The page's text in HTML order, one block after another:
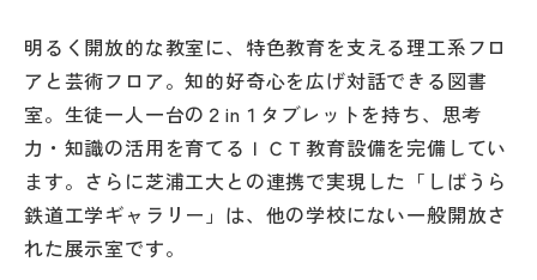
特集
NettyLandかわら版
その他
明るく開放的な教室に、特色教育を支える理工系フロ
アと芸術フロア。知的好奇心を広げ対話できる図書
室。生徒一人一台の２in１タブレットを持ち、思考
力・知識の活用を育てるＩＣＴ教育設備を完備してい
ます。さらに芝浦工大との連携で実現した「しばうら
鉄道工学ギャラリー」は、他の学校にない一般開放さ
れた展示室です。